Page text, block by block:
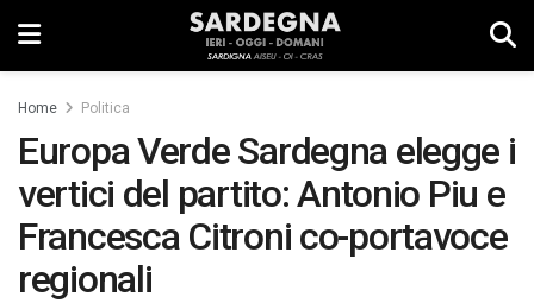
Home Politica
Europa Verde Sardegna elegge i
vertici del partito: Antonio Piu e
Francesca Citroni co-portavoce
regionali